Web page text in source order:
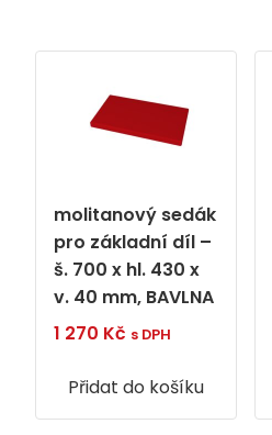
molitanový sedák
pro základní díl –
š. 700 x hl. 430 x
v. 40 mm, BAVLNA
1 270 Kč s DPH
Přidat do košíku